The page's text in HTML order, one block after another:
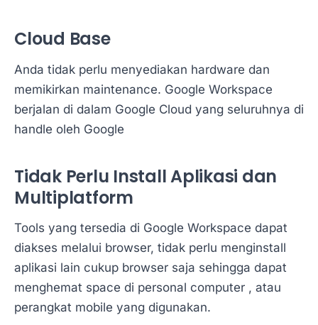
Cloud Base
Anda tidak perlu menyediakan hardware dan
memikirkan maintenance. Google Workspace
berjalan di dalam Google Cloud yang seluruhnya di
handle oleh Google
Tidak Perlu Install Aplikasi dan
Multiplatform
Tools yang tersedia di Google Workspace dapat
diakses melalui browser, tidak perlu menginstall
aplikasi lain cukup browser saja sehingga dapat
menghemat space di personal computer , atau
perangkat mobile yang digunakan.